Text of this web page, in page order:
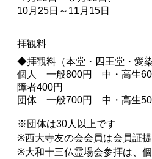
10月25日～11月15日
拝観料
◆拝観料（本堂・四王堂・愛
個人 一般800円 中・高生
障者400円
団体 一般700円 中・高生
※団体は30人以上です
※西大寺友の会会員は会員証
※大和十三仏霊場会参拝は、